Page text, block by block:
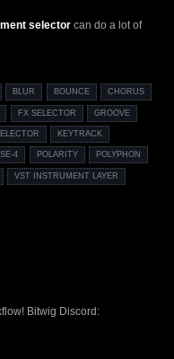
selectorcan do a lot of
BLUR BOUNCE CHORUS
FX SELECTOR GROOVE
KEYTRACK
4 POLARITY POLYPHON
VST INSTRUMENT LAYER
Bitwig Discord: